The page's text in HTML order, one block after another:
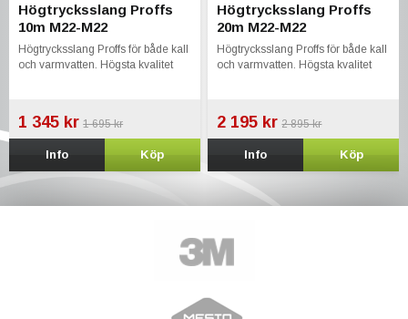
Högtrycksslang Proffs
10m M22-M22
Högtrycksslang Proffs för både kall
och varmvatten. Högsta kvalitet
1 345 kr 1 695 kr
Info Köp
Högtrycksslang Proffs
20m M22-M22
Högtrycksslang Proffs för både kall
och varmvatten. Högsta kvalitet
2 195 kr 2 895 kr
Info Köp